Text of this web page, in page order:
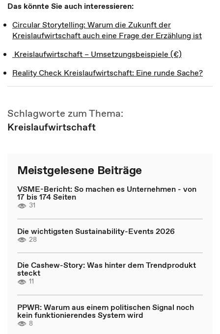
Das könnte Sie auch interessieren:
Circular Storytelling: Warum die Zukunft der
Kreislaufwirtschaft auch eine Frage der Erzählung ist
Kreislaufwirtschaft – Umsetzungsbeispiele (€)
Reality Check Kreislaufwirtschaft: Eine runde Sache?
Schlagworte zum Thema:
Kreislaufwirtschaft
Meistgelesene Beiträge
VSME-Bericht: So machen es Unternehmen - von
17 bis 174 Seiten
31
Die wichtigsten Sustainability-Events 2026
28
Die Cashew-Story: Was hinter dem Trendprodukt
steckt
11
PPWR: Warum aus einem politischen Signal noch
kein funktionierendes System wird
8